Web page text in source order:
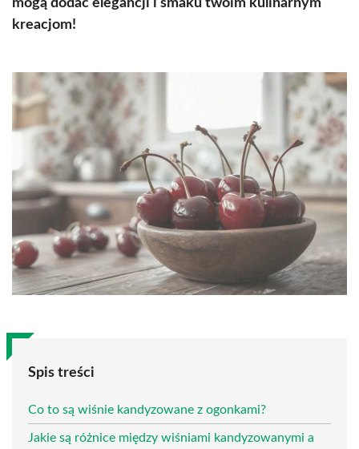
mogą dodać elegancji i smaku twoim kulinarnym
kreacjom!
Spis treści
Co to są wiśnie kandyzowane z ogonkami?
Jakie są różnice między wiśniami kandyzowanymi a